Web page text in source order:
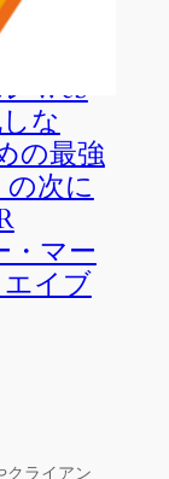
Web
な
の最強
次に
マー
イブ
クライアン